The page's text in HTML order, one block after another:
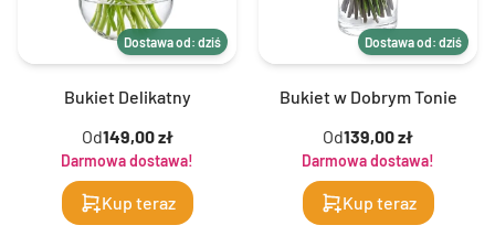
Dostawa od: dziś
Bukiet Delikatny
Od149,00 zł
Darmowa dostawa!
Kup teraz
Dostawa od: dziś
Bukiet w Dobrym Tonie
Od139,00 zł
Darmowa dostawa!
Kup teraz